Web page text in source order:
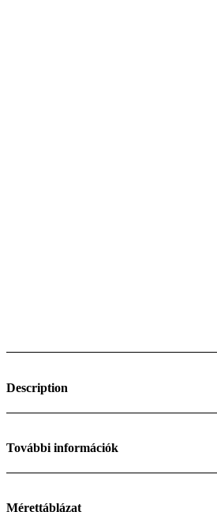
Description
További információk
Mérettáblázat